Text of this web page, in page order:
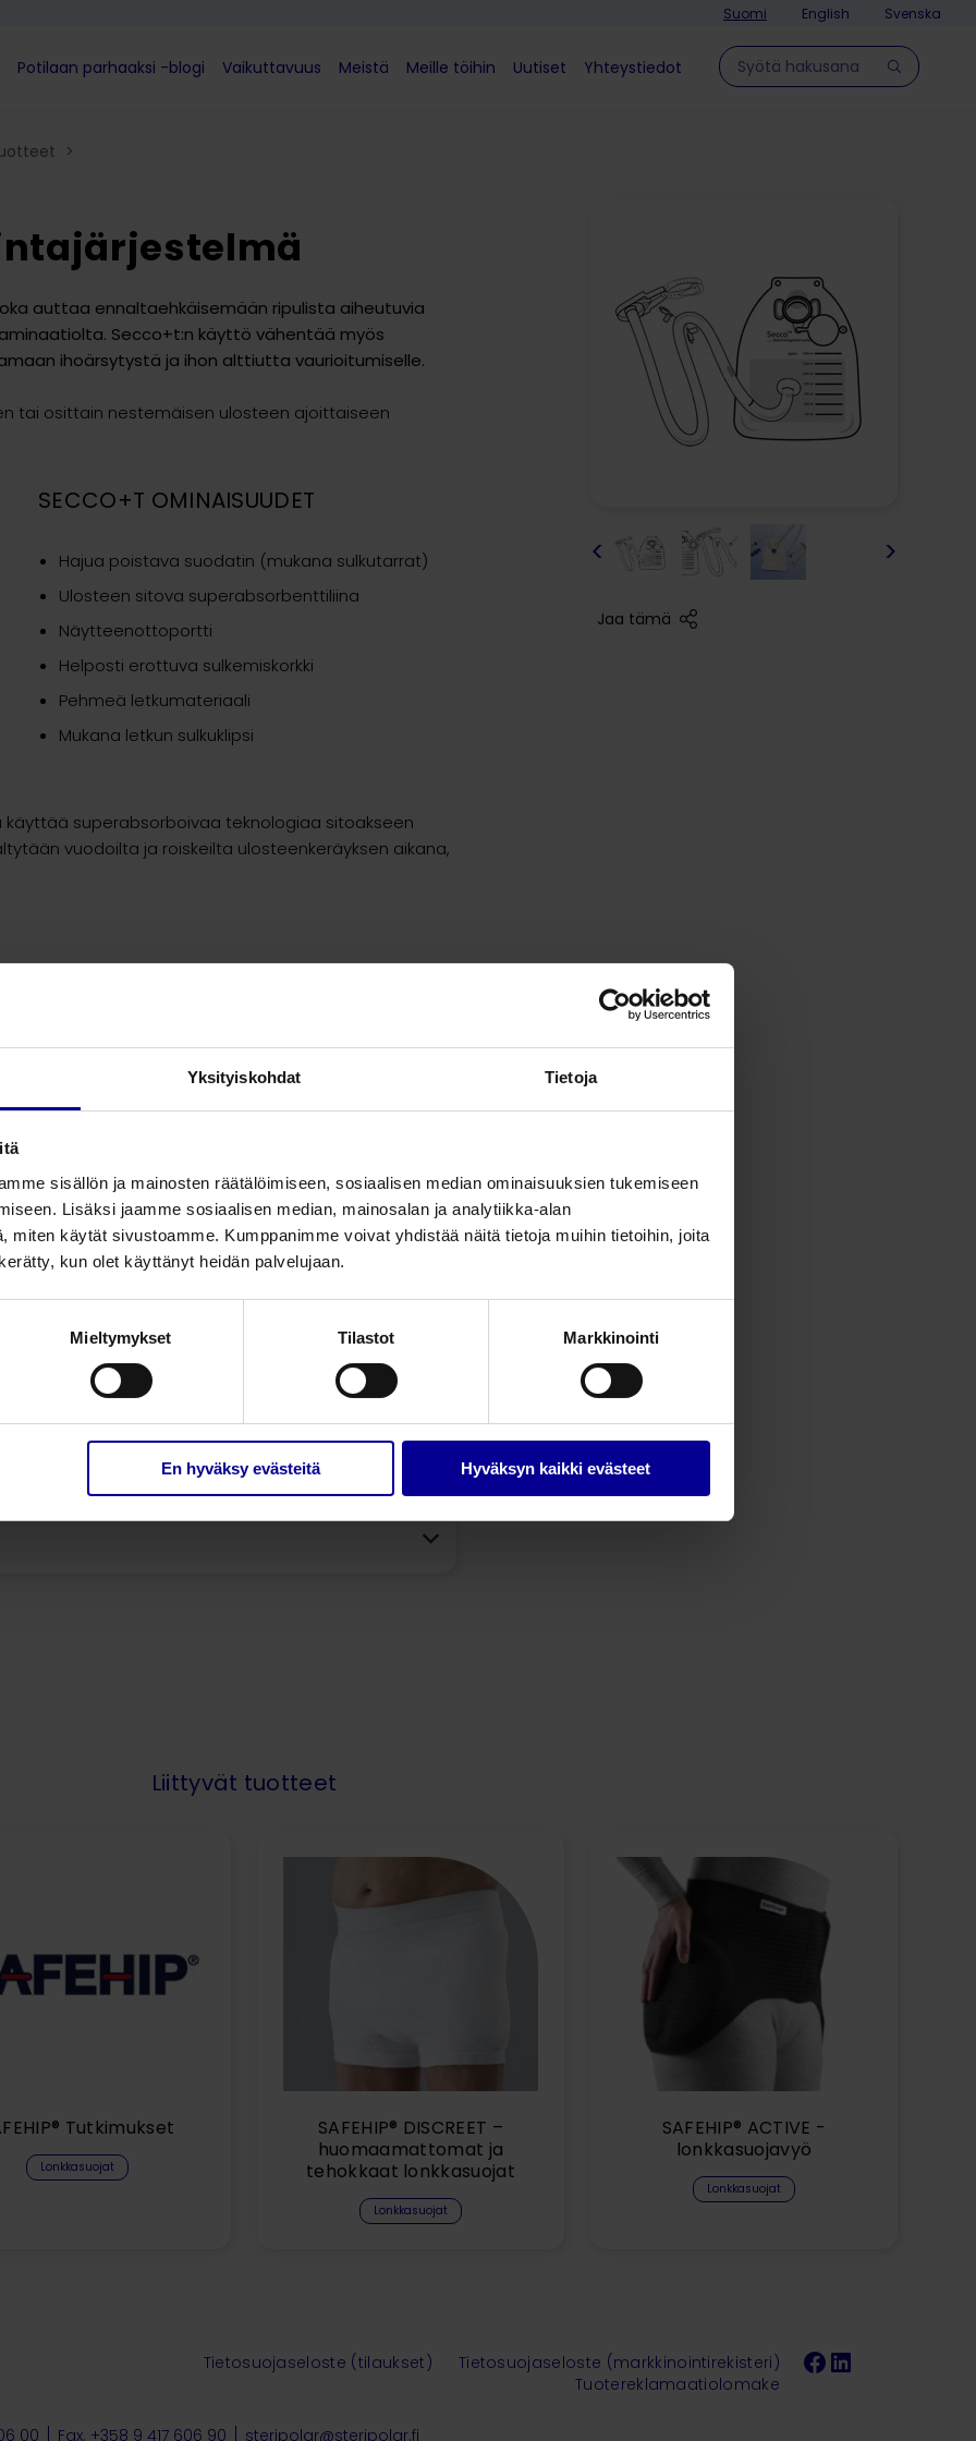
Yksityiskohdat Tietoja
sisällön ja mainosten räätälöimiseen, sosiaalisen median ominaisuuksien tukemiseen
Lisäksi jaamme sosiaalisen median, mainosalan ja analytiikka-alan
miten käytät sivustoamme. Kumppanimme voivat yhdistää näitä tietoja muihin tietoihin, joita
kun olet käyttänyt heidän palvelujaan.
Mieltymykset Tilastot Markkinointi
En hyväksy evästeitä Hyväksyn kaikki evästeet
Suomi English Svenska
Potilaan parhaaksi -blogi Vaikuttavuus Meistä Meille töihin Uutiset
Yhteystiedot
Hae sivulla
>
auttaa ennaltaehkäisemään ripulista aiheutuvia
Secco+t:n käyttö vähentää myös
ihoärsytystä ja ihon alttiutta vaurioitumiselle.
tai osittain nestemäisen ulosteen ajoittaiseen
SECCO+T OMINAISUUDET
Hajua poistava suodatin (mukana sulkutarrat)
Ulosteen sitova superabsorbenttiliina
Näytteenottoportti
Helposti erottuva sulkemiskorkki
Pehmeä letkumateriaali
Mukana letkun sulkuklipsi
superabsorboivaa teknologiaa sitoakseen
vuodoilta ja roiskeilta ulosteenkeräyksen aikana,
ja ominaisuudet kuin sen edeltäjä Secco + malli.
joka estää kuffin ylitäyttymisen ja näin lisää
on uudistettu, vaihdettava sulkukorkki, joka
3 keräyspussia) 1
10
>
<
Jaa tämä
Liittyvät tuotteet
Tutkimukset
Lonkkasuojat
SAFEHIP® DISCREET –
huomaamattomat ja
tehokkaat lonkkasuojat
Lonkkasuojat
SAFEHIP® ACTIVE -
lonkkasuojavyö
Lonkkasuojat
00 Fax. +358 9 417 606 90 steripolar@steripolar.fi
Facebook
LinkedIn
Tietosuojaseloste (tilaukset)
Tietosuojaseloste (markkinointirekisteri)
Tuotereklamaatiolomake